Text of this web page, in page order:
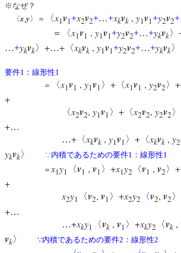
※なぜ？
〈x y 〉 ＝ 〈x1v1+x2v2+…+xkvk , y1v1+y2v2+
＝
〈x1v1 , y1v1+y2v2+…+ykvk〉
…+ykvk〉 +…+ 〈xkvk , y1v1+y2v2+…+ykvk〉
要件1：線形性1
＝
〈x1v1 , y1v1 〉 + 〈x1v1 , y2v2〉 +
+
〈x2v2, y1v1 〉 + 〈x2v2, y2v2〉
+…
…+ 〈xkvk , y1v1 〉 + 〈xkvk , y2
ykvk〉 ∵内積であるための要件1：線形性1
＝x1y1 〈v1 , v1 〉 +x1y2 〈v1 , v2〉 +
+
x2y1 〈v2, v1 〉 +x2y2 〈v2, v2〉
+…
…+xky1 〈vk , v1 〉 +xky2 〈vk ,
vk〉 ∵内積であるための要件2：線形性2